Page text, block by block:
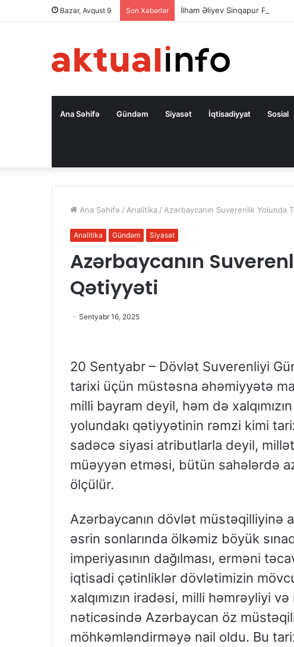
Bazar, Avqust 9 Son Xəbərlər İlham Əliyev Sinqapur
Ana Səhifə Gündəm Siyasət İqtisadiyyat Sosial
Ana Səhifə / Analitika / Azərbaycanın Suverenlik Yolunda
Analitika Gündəm Siyasət
Azərbaycanın
Qətiyyəti
Sentyabr 16, 2025
20 Sentyabr – Dövlət Suverenliyi
tarixi üçün müstəsna əhəmiyyətə
milli bayram deyil, həm də
yolundakı qətiyyətinin rəmzi kimi
sadəcə siyasi atributlarla deyil,
müəyyən etməsi, bütün sahələrdə
ölçülür.
Azərbaycanın dövlət müstəqilliyinə
əsrin sonlarında ölkəmiz böyük
imperiyasının dağılması, erməni
iqtisadi çətinliklər dövlətimizin
xalqımızın iradəsi, milli həmrəyliyi
nəticəsində Azərbaycan öz
möhkəmləndirməyə nail oldu. Bu